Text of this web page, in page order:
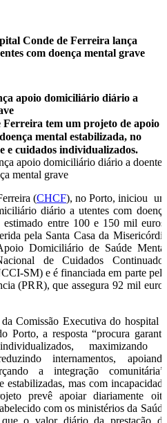
Conde de Ferreira lança
com doença mental grave
apoio domiciliário diário a
tem um projeto de apoio
mental estabilizada, no
cuidados individualizados.
(CHCF), no Porto, iniciou um
diário a utentes com doença
entre 100 e 150 mil euros,
pela Santa Casa da Misericórdia
Domiciliário de Saúde Mental
de Cuidados Continuados
SM) e é financiada em parte pelo
(PRR), que assegura 92 mil euros
Comissão Executiva do hospital e
Porto, a resposta “procura garantir
maximizando a
internamentos, apoiando
a integração comunitária”.
estabilizadas, mas com incapacidade
prevê apoiar diariamente oito
com os ministérios da Saúde
o valor diário da prestação de